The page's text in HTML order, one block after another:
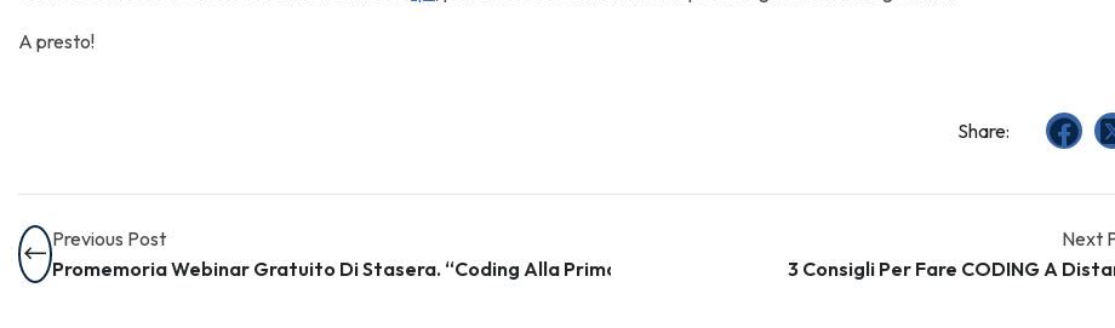
A presto!
Share:
Previous Post
Promemoria Webinar Gratuito Di Stasera. “Coding Alla Primaria: Scratch Vs Scottie Go!”
Next
3 Consigli Per Fare CODING A